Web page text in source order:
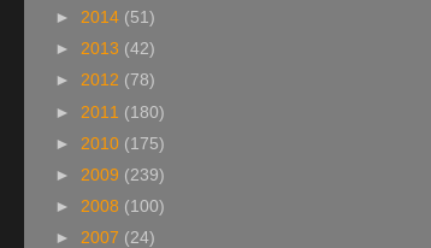
► 2014 (51)
► 2013 (42)
► 2012 (78)
► 2011 (180)
► 2010 (175)
► 2009 (239)
► 2008 (100)
► 2007 (24)